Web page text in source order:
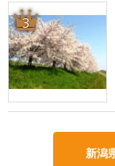
3
新潟